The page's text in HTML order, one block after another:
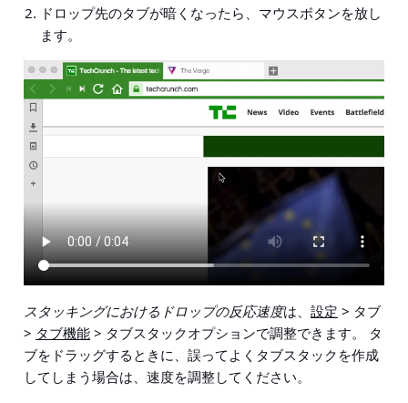
ドロップ先のタブが暗くなったら、マウスボタンを放し
ます。
スタッキングにおけるドロップの反応速度は、 設定 > タブ
> タブ機能 > タブスタックオプションで調整できます。 タ
ブをドラッグするときに、誤ってよくタブスタックを作成
してしまう場合は、速度を調整してください。